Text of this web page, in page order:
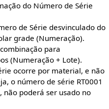
do Número de Série
de Série desvinculado do
grade (Numeração).
para
(Numeração + Lote).
ocorre por material, e não
o número de série RT0001
não poderá ser usado no